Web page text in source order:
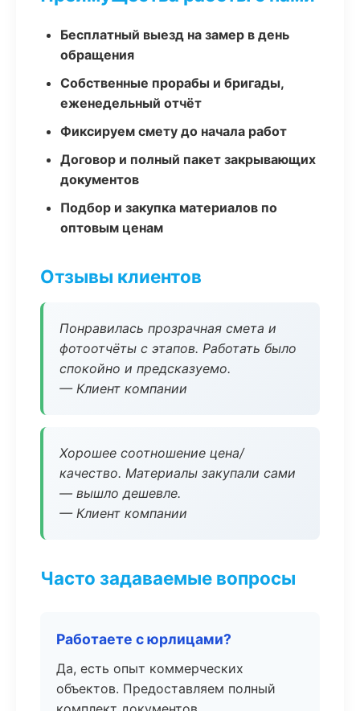
Бесплатный выезд на замер в день
обращения
Собственные прорабы и бригады,
еженедельный отчёт
Фиксируем смету до начала работ
Договор и полный пакет закрывающих
документов
Подбор и закупка материалов по
оптовым ценам
Отзывы клиентов
Понравилась прозрачная смета и
фотоотчёты с этапов. Работать было
спокойно и предсказуемо.
— Клиент компании
Хорошее соотношение цена/
качество. Материалы закупали сами
— вышло дешевле.
— Клиент компании
Часто задаваемые вопросы
Работаете с юрлицами?
Да, есть опыт коммерческих
объектов. Предоставляем полный